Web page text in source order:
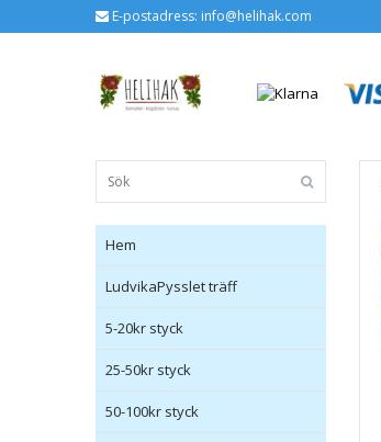
E-postadress: info@helihak.com
Hem
LudvikaPysslet träff
5-20kr styck
25-50kr styck
50-100kr styck